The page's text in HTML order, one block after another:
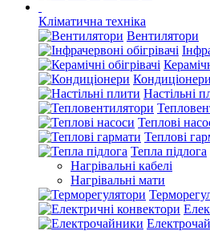
Кліматична техніка
Вентилятори
Кондиціонери
Настільні
Теплові
Теплові
Тепла підлога
Нагрівальні кабелі
Нагрівальні мати